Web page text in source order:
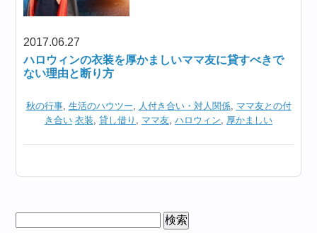
2017.06.27
ハロウィンの衣装を厚かましいママ友に貸すべきで
ない理由と断り方
秋の行事, 生活のハウツー, 人付き合い・対人関係, ママ友との付
き合い 衣装, 貸し借り , ママ友, ハロウィン, 厚かましい